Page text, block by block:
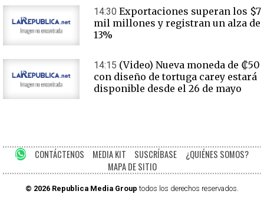
14:30 Exportaciones superan los $7
mil millones y registran un alza de
13%
14:15 (Video) Nueva moneda de ₡50
con diseño de tortuga carey estará
disponible desde el 26 de mayo
CONTÁCTENOS MEDIA KIT SUSCRÍBASE
¿QUIÉNES SOMOS?
MAPA DE SITIO
© 2026 Republica Media Group todos los derechos reservados.